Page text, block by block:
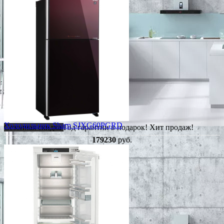
Сезонная скидкаГод гарантии в подарок!Хит продаж!
Холодильник Sharp SJXG60PGRD
179230руб.